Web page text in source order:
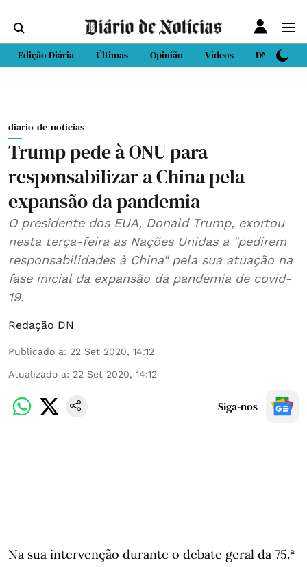
Edição Diária Últimas Opinião Vídeos DN Sport
diario-de-noticias
Trump pede à ONU para
responsabilizar a China pela
expansão da pandemia
O presidente dos EUA, Donald Trump, exortou
nesta terça-feira as Nações Unidas a "pedirem
responsabilidades à China" pela sua atuação na
fase inicial da expansão da pandemia de covid-
19.
Redação DN
Publicado a: 22 Set 2020, 14:12
Atualizado a: 22 Set 2020, 14:12
Siga-nos
Na sua intervenção durante o debate geral da 75.ª